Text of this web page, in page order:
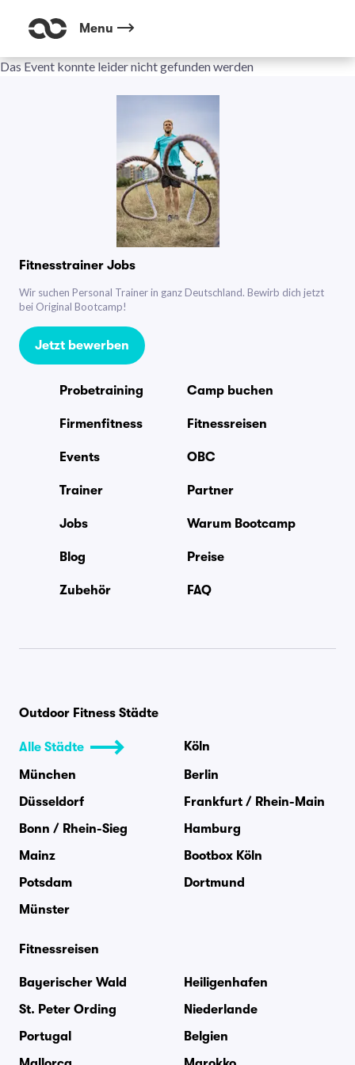
Menu
Das Event konnte leider nicht gefunden werden
Fitnesstrainer Jobs
Wir suchen Personal Trainer in ganz Deutschland. Bewirb dich jetzt
bei Original Bootcamp!
Jetzt bewerben
Probetraining Camp buchen
Firmenfitness Fitnessreisen
Events OBC
Trainer Partner
Jobs Warum Bootcamp
Blog Preise
Zubehör FAQ
Outdoor Fitness Städte
Alle Städte
Köln
München
Berlin
Düsseldorf
Frankfurt / Rhein-Main
Bonn / Rhein-Sieg
Hamburg
Mainz
Bootbox Köln
Potsdam
Dortmund
Münster
Fitnessreisen
Bayerischer Wald
Heiligenhafen
St. Peter Ording
Niederlande
Portugal
Belgien